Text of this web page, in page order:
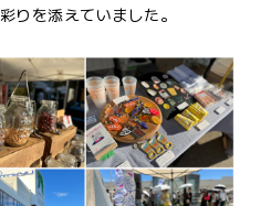
りを添えていました。